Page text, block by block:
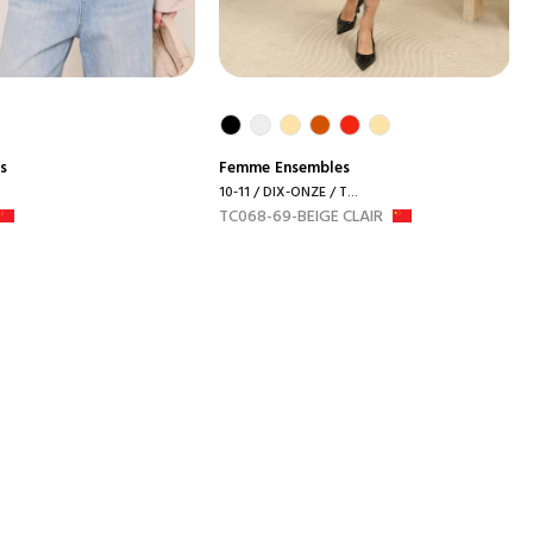
Femme Ensembles
10-11 / DIX-ONZE / T...
TC068-69-BEIGE CLAIR